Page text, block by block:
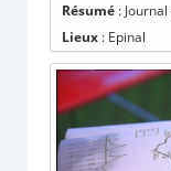
Résumé :
Lieux : Epinal